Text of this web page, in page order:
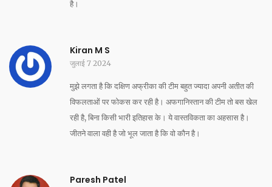
है।
Kiran M S
जुलाई 7 2024
मुझे लगता है कि दक्षिण अफ्रीका की टीम बहुत ज्यादा अपनी अतीत की
विफलताओं पर फोकस कर रही है। अफगानिस्तान की टीम तो बस खेल
रही है, बिना किसी भारी इतिहास के। ये वास्तविकता का अहसास है।
जीतने वाला वही है जो भूल जाता है कि वो कौन है।
Paresh Patel